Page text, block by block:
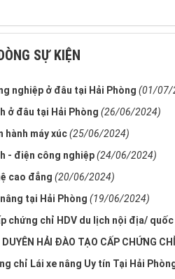
SỰ KIỆN
nghiệp ở đâu tại Hải Phòng (01/07/
ở đâu tại Hải Phòng (26/06/2024)
hành máy xúc(25/06/2024)
- điện công nghiệp(24/06/2024)
cao đẳng (20/06/2024)
tại Hải Phòng (19/06/2024)
chứng chỉ HDV du lịch nội địa/
HẢI ĐÀO TẠO CẤP CHỨNG
chỉ Lái xe nâng Uy tín Tại Hải